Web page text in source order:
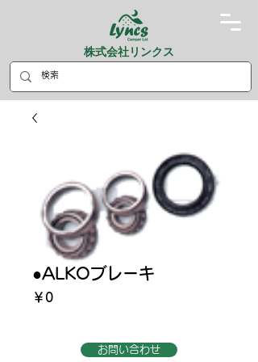
株式会社リンクス
●ALKOブレーキ
￥0価
お問い合わせ